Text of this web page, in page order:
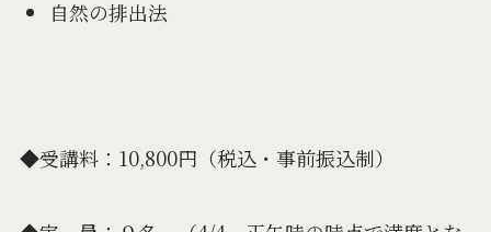
自然の排出法
◆受講料：10,800円（税込・事前振込制）